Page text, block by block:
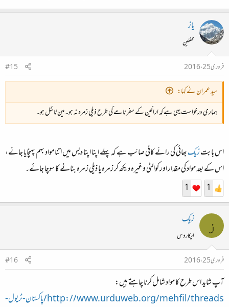
یاز
محفلین
فروری 25، 2016
#15
سید عمران نے کہا:
ہماری درخواست یہی ہے کہ اراکین کے سفرنامے کی طرح ذیلی زمرہ نہ ہو۔ مین ٹائٹل ہو۔
اس بابتزیکبھائی کی رائے کافی صائب ہے کہ پہلے اپنا اپنا دیس میں اتنا مواد بہم پہنچایا جائے،
اس کے بعد مواد کی مقدار اور کوالٹی وغیرہ دیکھ کر زمرہ یا ذیلی زمرہ بنانے کا سوچا جائے۔
1
1
ز زیک
ایکاروس
فروری 25، 2016
#16
آپ شاید اس طرح کا مواد شامل کرنا چاہتے ہیں:
http://www.urduweb.org/mehfil/threads/پاکستان-ٹریول-